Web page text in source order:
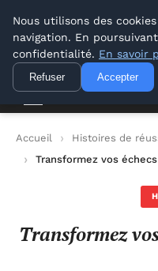
Lyon Photos
Accueil
Histoires de
Transformez vos
Transformez
Nous utilisons des
navigation. En
confidentialité. En savoir
Refuser Accepter